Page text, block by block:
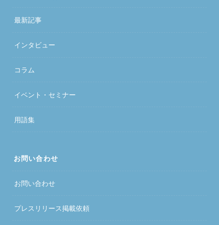
最新記事
インタビュー
コラム
イベント・セミナー
用語集
お問い合わせ
お問い合わせ
プレスリリース掲載依頼